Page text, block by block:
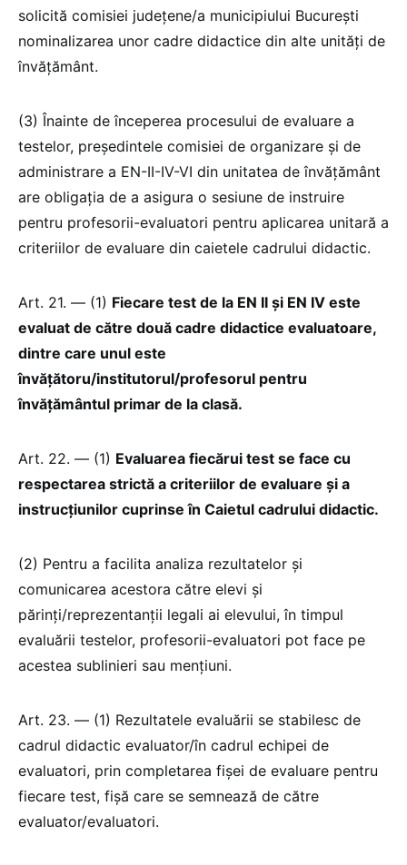
solicită comisiei județene/a municipiului București
nominalizarea unor cadre didactice din alte unități de
învățământ.
(3) Înainte de începerea procesului de evaluare a
testelor, președintele comisiei de organizare și de
administrare a EN-II-IV-VI din unitatea de învățământ
are obligația de a asigura o sesiune de instruire
pentru profesorii-evaluatori pentru aplicarea unitară a
criteriilor de evaluare din caietele cadrului didactic.
Art. 21. — (1) Fiecare test de la EN II și EN IV este
evaluat de către două cadre didactice evaluatoare,
dintre care unul este
învățătoru/institutorul/profesorul pentru
învățământul primar de la clasă.
Art. 22. — (1) Evaluarea fiecărui test se face cu
respectarea strictă a criteriilor de evaluare și a
instrucțiunilor cuprinse în Caietul cadrului didactic.
(2) Pentru a facilita analiza rezultatelor și
comunicarea acestora către elevi și
părinți/reprezentanții legali ai elevului, în timpul
evaluării testelor, profesorii-evaluatori pot face pe
acestea sublinieri sau mențiuni.
Art. 23. — (1) Rezultatele evaluării se stabilesc de
cadrul didactic evaluator/în cadrul echipei de
evaluatori, prin completarea fișei de evaluare pentru
fiecare test, fișă care se semnează de către
evaluator/evaluatori.